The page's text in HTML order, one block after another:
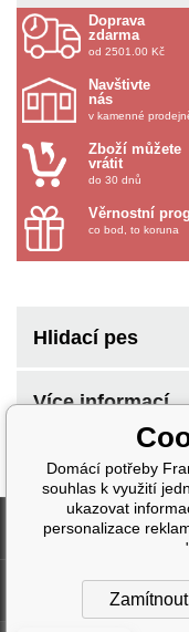
Doprava
zdarma
od 2501.00 Kč
Navštivte
nás
v kamenné
Zboží můžete
vrátit
do 30 dnů
Věrnostní
co bod, to koruna
Hlidací pes
Více informací
Fakturační údaje
Další informace
Domácí potřeby
souhlas k využití
ukazovat
personalizace